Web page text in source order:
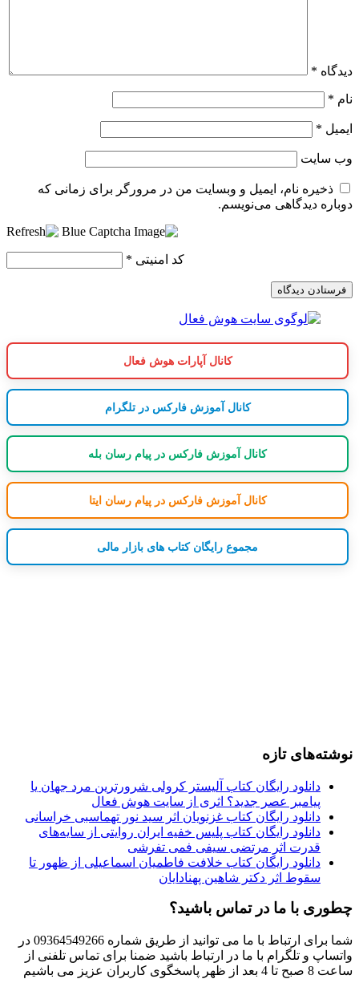
دیدگاه *
نام *
ایمیل *
وب‌ سایت
ذخیره نام، ایمیل و وبسایت من در مرورگر برای زمانی که
دوباره دیدگاهی می‌نویسم.
کد امنیتی *
کانال آپارات هوش فعال
کانال آموزش فارکس در تلگرام
کانال آموزش فارکس در پیام رسان بله
کانال آموزش فارکس در پیام رسان ایتا
مجموع رایگان کتاب های بازار مالی
نوشته‌های تازه
دانلود رایگان کتاب آلیستر کرولی شرورترین مرد جهان یا
پیامبر عصر جدید؟ اثری از سایت هوش فعال
دانلود رایگان کتاب غزنویان اثر سید نور تهماسبی خراسانی
دانلود رایگان کتاب پلیس خفیه ایران روایتی از سایه‌های
قدرت اثر مرتضی سیفی فمی تفرشی
دانلود رایگان کتاب خلافت فاطمیان اسماعیلی از ظهور تا
سقوط اثر دکتر شاهین پهنادایان
چطوری با ما در تماس باشید؟
شما برای ارتباط با ما می توانید از طریق شماره 09364549266 در
واتساپ و تلگرام با ما در ارتباط باشید ضمنا برای تماس تلفنی از
ساعت 8 صبح تا 4 بعد از ظهر پاسخگوی کاربران عزیز می باشیم